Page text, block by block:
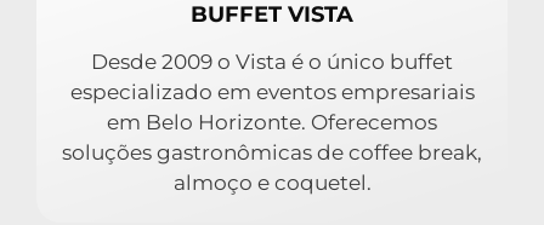
BUFFET VISTA
Desde 2009 o Vista é o único buffet
especializado em eventos empresariais
em Belo Horizonte. Oferecemos
soluções gastronômicas de coffee break,
almoço e coquetel.